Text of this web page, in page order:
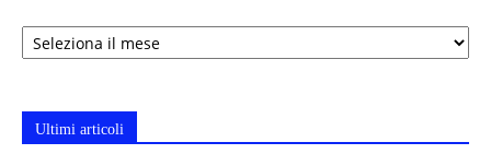
Archivi
Ultimi articoli